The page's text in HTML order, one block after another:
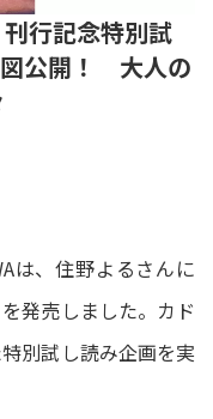
行記念特別試
図公開！ 大人の
は、住野よるさんに
発売しました。カド
別試し読み企画を実